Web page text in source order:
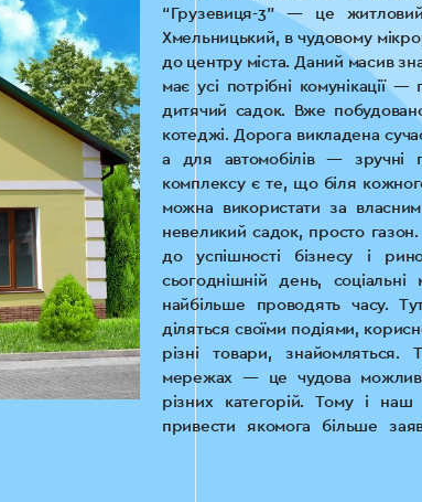
“Грузевиця-3” — це
Хмельницький, в чудовому
до центру міста. Даний масив
має усі потрібні комунікації
дитячий садок. Вже
котеджі. Дорога викладена
а для автомобілів — зручні
комплексу є те, що біля
можна використати за
невеликий садок, просто
до успішності бізнесу і
сьогоднішній день,
найбільше проводять часу.
діляться своїми подіями,
різні товари,
мережах — це чудова
різних категорій. Тому і
привести якомога більше
таргетовану рекламу
перший наш кейс по